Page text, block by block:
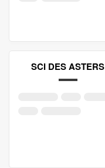
SCI DES ASTERS